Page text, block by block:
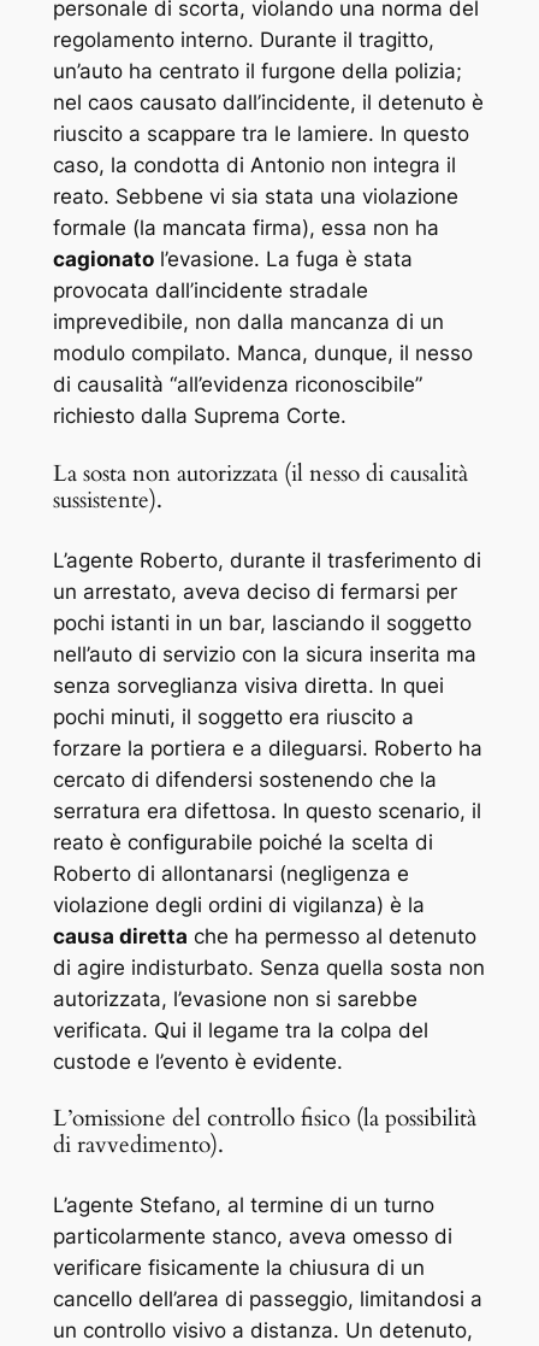
personale di scorta, violando una norma del
regolamento interno. Durante il tragitto,
un’auto ha centrato il furgone della polizia;
nel caos causato dall’incidente, il detenuto è
riuscito a scappare tra le lamiere. In questo
caso, la condotta di Antonio non integra il
reato. Sebbene vi sia stata una violazione
formale (la mancata firma), essa non ha
cagionatol’evasione. La fuga è stata
provocata dall’incidente stradale
imprevedibile, non dalla mancanza di un
modulo compilato. Manca, dunque, il nesso
di causalità “all’evidenza riconoscibile”
richiesto dalla Suprema Corte.
La sosta non autorizzata (il nesso di causalità
sussistente).
L’agente Roberto, durante il trasferimento di
un arrestato, aveva deciso di fermarsi per
pochi istanti in un bar, lasciando il soggetto
nell’auto di servizio con la sicura inserita ma
senza sorveglianza visiva diretta. In quei
pochi minuti, il soggetto era riuscito a
forzare la portiera e a dileguarsi. Roberto ha
cercato di difendersi sostenendo che la
serratura era difettosa. In questo scenario, il
reato è configurabile poiché la scelta di
Roberto di allontanarsi (negligenza e
violazione degli ordini di vigilanza) è la
causa diretta che ha permesso al detenuto
di agire indisturbato. Senza quella sosta non
autorizzata, l’evasione non si sarebbe
verificata. Qui il legame tra la colpa del
custode e l’evento è evidente.
L’omissione del controllo fisico (la possibilità
di ravvedimento).
L’agente Stefano, al termine di un turno
particolarmente stanco, aveva omesso di
verificare fisicamente la chiusura di un
cancello dell’area di passeggio, limitandosi a
un controllo visivo a distanza. Un detenuto,